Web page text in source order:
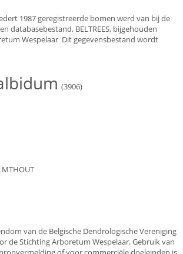
1987 geregistreerde bomen werd van bij de
databasebestand, BELTREES, bijgehouden
Wespelaar Dit gegevensbestand wordt
(3906)
van de Belgische Dendrologische Vereniging
de Stichting Arboretum Wespelaar. Gebruik van